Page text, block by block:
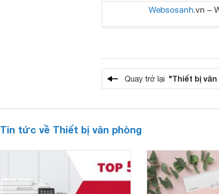
Websosanh.vn –
Quay trở lại "Thiết bị
Tin tức về Thiết bị văn phòng